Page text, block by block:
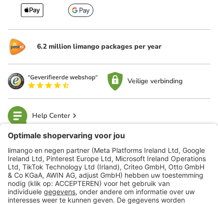
6.2 million limango packages per year
Veilige verbinding
Help Center
limango
Veilig winkelen
Klantenservice